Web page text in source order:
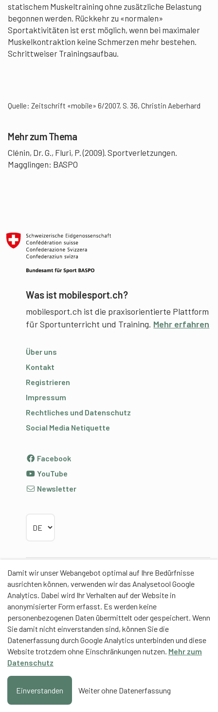
Damit wir unser Webangebot optimal auf Ihre Bedürfnisse
ausrichten können, verwenden wir das Analysetool Google
Analytics. Dabei wird Ihr Verhalten auf der Website in
anonymisierter Form erfasst. Es werden keine
personenbezogenen Daten übermittelt oder gespeichert. Wenn
Sie damit nicht einverstanden sind, können Sie die
Datenerfassung durch Google Analytics unterbinden und diese
Website trotzdem ohne Einschränkungen nutzen. Mehr zum
Datenschutz
Einverstanden Weiter ohne Datenerfassung
statischem Muskeltraining ohne zusätzliche Belastung
begonnen werden. Rückkehr zu «normalen»
Sportaktivitäten ist erst möglich, wenn bei maximaler
Muskelkontraktion keine Schmerzen mehr bestehen.
Schrittweiser Trainingsaufbau.
Quelle: Zeitschrift «mobile» 6/2007, S. 36, Christin Aeberhard
Mehr zum Thema
Clénin, Dr. G., Fluri, P. (2009). Sportverletzungen.
Magglingen: BASPO
Was ist mobilesport.ch?
mobilesport.ch ist die praxisorientierte Plattform
für Sportunterricht und Training. Mehr erfahren
Über uns
Kontakt
Registrieren
Impressum
Rechtliches und Datenschutz
Social Media Netiquette
Facebook
YouTube
Newsletter
Partner
Contentpartner
Eidgenössische Hochschule für Sport Magglingen
EHSM